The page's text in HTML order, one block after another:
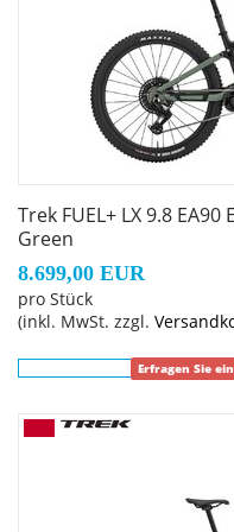
Leitungsverlegung,
Dämpferaufnahme,
ABP, UDH, Boost148,
Rahmengröße: M
Rahmenmaterial: Carbon
Gangschaltung: SRAM
Kolben-Scheibenbremse
Trek FUEL+ LX 9.8
Green
8.699,00 EUR
pro Stück
(inkl. MwSt. zzgl.
Erfragen Sie